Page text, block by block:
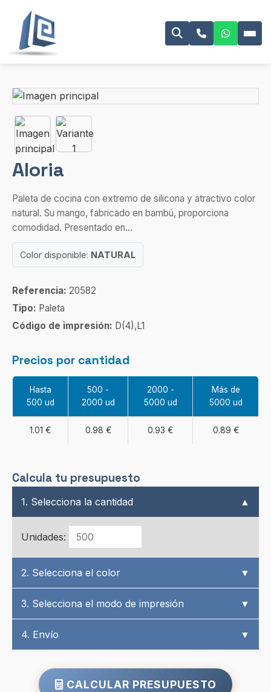
Aloria
Paleta de cocina con extremo de silicona y atractivo color
natural. Su mango, fabricado en bambú, proporciona
comodidad. Presentado en...
Color disponible: NATURAL
Referencia: 20582
Tipo: Paleta
Código de impresión: D(4),L1
Precios por cantidad
Hasta
500 ud
500 -
2000 ud
2000 -
5000 ud
Más de
5000 ud
1.01 € 0.98 € 0.93 € 0.89 €
Calcula tu presupuesto
1. Selecciona la cantidad ▲
Unidades:
2. Selecciona el color ▼
3. Selecciona el modo de impresión ▼
4. Envío ▼
CALCULAR PRESUPUESTO